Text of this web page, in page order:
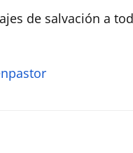
de salvación a